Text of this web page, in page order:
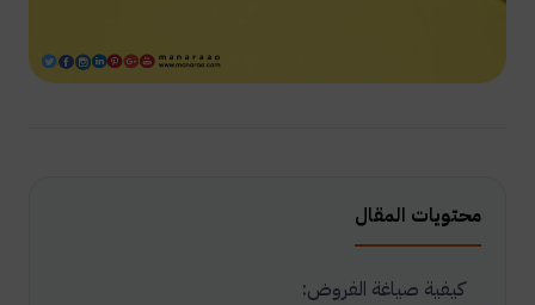
محتويات المقال
كيفية صياغة الفروض: